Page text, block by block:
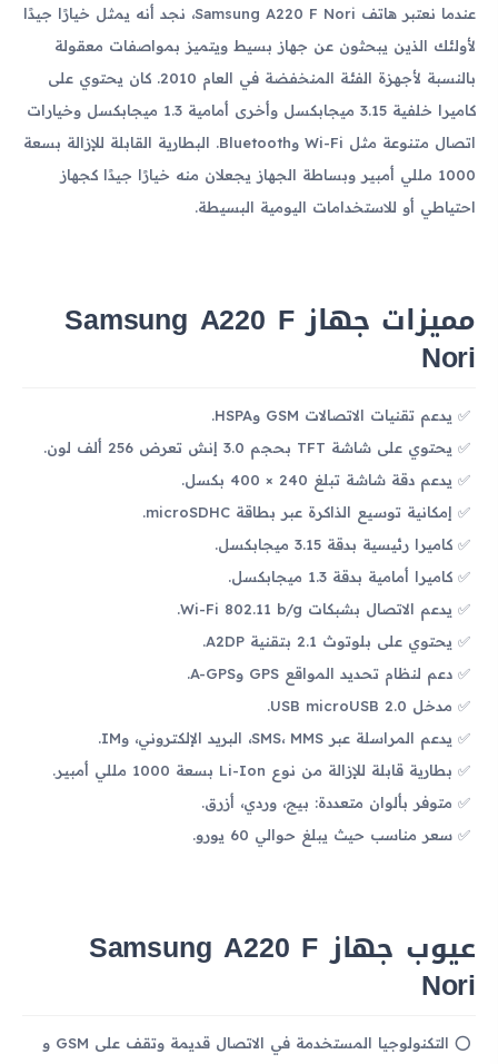
عندما نعتبر هاتف Samsung A220 F Nori، نجد أنه يمثل خيارًا جيدًا
لأولئك الذين يبحثون عن جهاز بسيط ويتميز بمواصفات معقولة
بالنسبة لأجهزة الفئة المنخفضة في العام 2010. كان يحتوي على
كاميرا خلفية 3.15 ميجابكسل وأخرى أمامية 1.3 ميجابكسل وخيارات
اتصال متنوعة مثل Wi-Fi وBluetooth. البطارية القابلة للإزالة بسعة
1000 مللي أمبير وبساطة الجهاز يجعلان منه خيارًا جيدًا كجهاز
احتياطي أو للاستخدامات اليومية البسيطة.
مميزات جهاز Samsung A220 F
Nori
يدعم تقنيات الاتصالات GSM وHSPA.
يحتوي على شاشة TFT بحجم 3.0 إنش تعرض 256 ألف لون.
يدعم دقة شاشة تبلغ 240 × 400 بكسل.
إمكانية توسيع الذاكرة عبر بطاقة microSDHC.
كاميرا رئيسية بدقة 3.15 ميجابكسل.
كاميرا أمامية بدقة 1.3 ميجابكسل.
يدعم الاتصال بشبكات Wi-Fi 802.11 b/g.
يحتوي على بلوتوث 2.1 بتقنية A2DP.
دعم لنظام تحديد المواقع GPS وA-GPS.
مدخل USB microUSB 2.0.
يدعم المراسلة عبر SMS، MMS، البريد الإلكتروني، وIM.
بطارية قابلة للإزالة من نوع Li-Ion بسعة 1000 مللي أمبير.
متوفر بألوان متعددة: بيج، وردي، أزرق.
سعر مناسب حيث يبلغ حوالي 60 يورو.
عيوب جهاز Samsung A220 F
Nori
التكنولوجيا المستخدمة في الاتصال قديمة وتقف على GSM و